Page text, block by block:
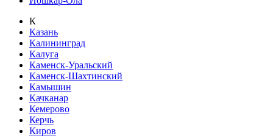
К
Казань
Калининград
Калуга
Каменск-Уральский
Каменск-Шахтинский
Камышин
Качканар
Кемерово
Керчь
Киров